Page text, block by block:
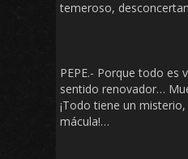
temeroso,
PEPE.- Porque todo es
sentido renovador…
¡Todo tiene un
mácula!…